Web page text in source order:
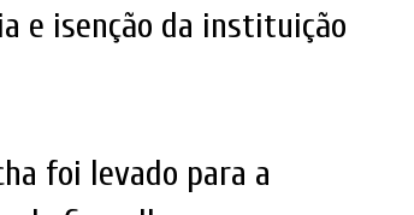
e isenção da instituição
foi levado para a